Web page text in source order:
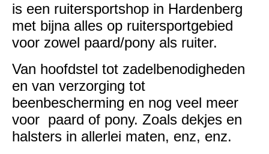
is een ruitersportshop in Hardenberg
met bijna alles op ruitersportgebied
voor zowel paard/pony als ruiter.
Van hoofdstel tot zadelbenodigheden
en van verzorging tot
beenbescherming en nog veel meer
voor paard of pony. Zoals dekjes en
halsters in allerlei maten, enz, enz.